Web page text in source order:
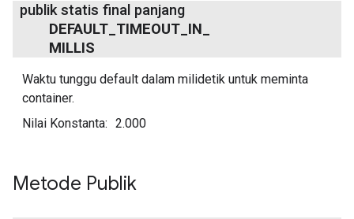
publik statis final panjang
DEFAULT TIMEOUT IN
MILLIS
Waktu tunggu default dalam milidetik untuk meminta
container.
Nilai Konstanta: 2.000
Metode Publik